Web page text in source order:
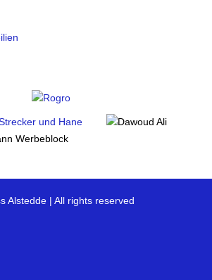
Alstedde | All rights reserved